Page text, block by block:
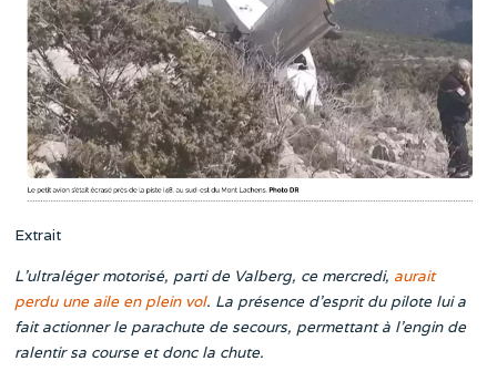
Extrait
L’ultraléger motorisé, parti de Valberg, ce mercredi, aurait
perdu une aile en plein vol. La présence d’esprit du pilote lui a
fait actionner le parachute de secours, permettant à l’engin de
ralentir sa course et donc la chute.